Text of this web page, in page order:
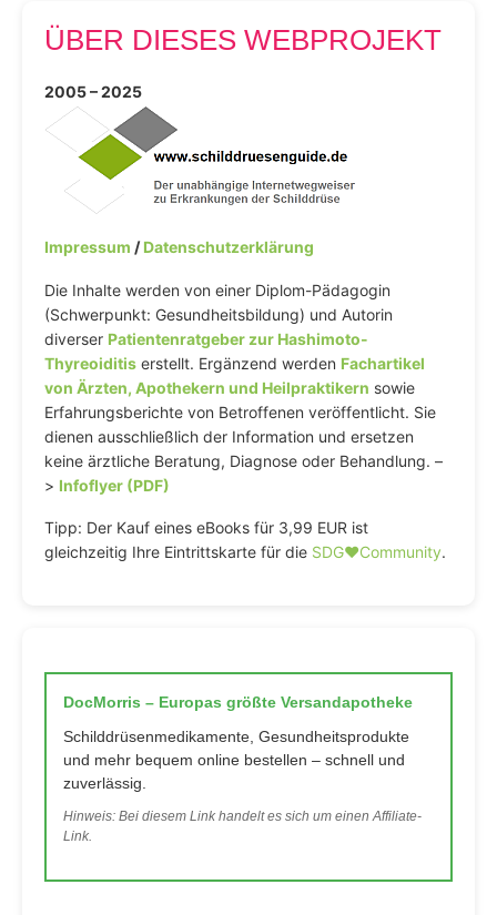
ÜBER DIESES WEBPROJEKT
2005 – 2025
Impressum /Datenschutzerklärung
Die Inhalte werden von einer Diplom-Pädagogin
(Schwerpunkt: Gesundheitsbildung) und Autorin
diverser Patientenratgeber zur Hashimoto-
Thyreoiditis erstellt. Ergänzend werden Fachartikel
von Ärzten, Apothekern und Heilpraktikern sowie
Erfahrungsberichte von Betroffenen veröffentlicht. Sie
dienen ausschließlich der Information und ersetzen
keine ärztliche Beratung, Diagnose oder Behandlung. –
> Infoflyer (PDF)
Tipp: Der Kauf eines eBooks für 3,99 EUR ist
gleichzeitig Ihre Eintrittskarte für die SDG♥️Community.
DocMorris – Europas größte Versandapotheke
Schilddrüsenmedikamente, Gesundheitsprodukte
und mehr bequem online bestellen – schnell und
zuverlässig.
Hinweis: Bei diesem Link handelt es sich um einen Affiliate-
Link.